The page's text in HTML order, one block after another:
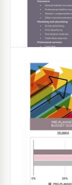
¿Cuánto
con éxito un
gráficos
Utilice
gráficos de
fácilmente.
Google Sheets